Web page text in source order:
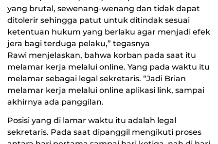
yang brutal, sewenang-wenang dan tidak dapat
ditolerir sehingga patut untuk ditindak sesuai
ketentuan hukum yang berlaku agar menjadi efek
jera bagi terduga pelaku,” tegasnya
Rawi menjelaskan, bahwa korban pada saat itu
melamar kerja melalui online. Yang pada waktu itu
melamar sebagai legal sekretaris. “Jadi Brian
melamar kerja melalui online aplikasi link, sampai
akhirnya ada panggilan.
Posisi yang di lamar waktu itu adalah legal
sekretaris. Pada saat dipanggil mengikuti proses